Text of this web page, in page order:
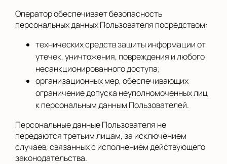
Оператор обеспечивает безопасность
персональных данных Пользователя посредством:
технических средств защиты информации от
утечек, уничтожения, повреждения и любого
несанкционированного доступа;
организационных мер, обеспечивающих
ограничение допуска неуполномоченных лиц
к персональным данным Пользователей.
Персональные данные Пользователя не
передаются третьим лицам, за исключением
случаев, связанных с исполнением действующего
законодательства.